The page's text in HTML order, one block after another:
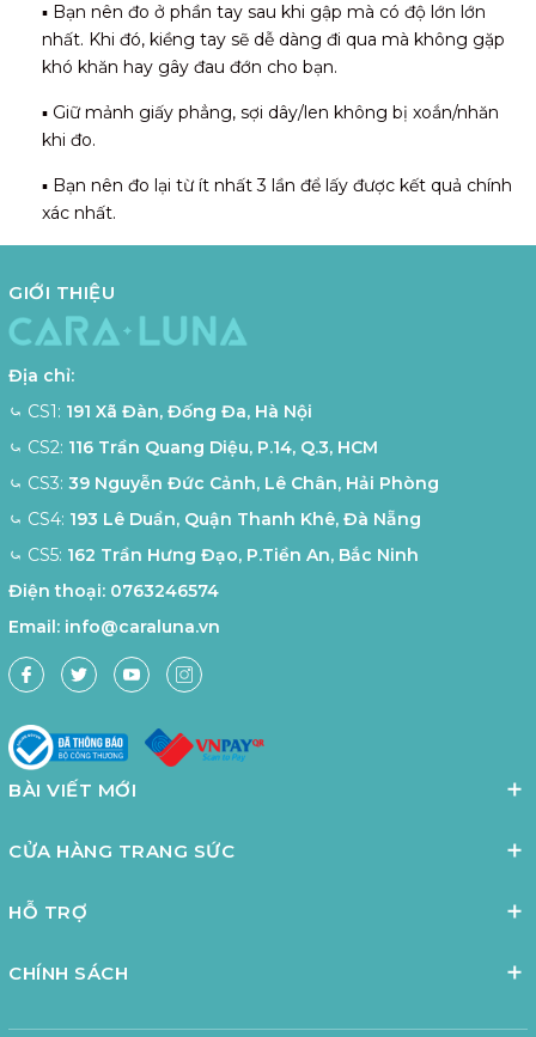
▪️ Bạn nên đo ở phần tay sau khi gập mà có độ lớn lớn
nhất. Khi đó, kiềng tay sẽ dễ dàng đi qua mà không gặp
khó khăn hay gây đau đớn cho bạn.
▪️ Giữ mảnh giấy phẳng, sợi dây/len không bị xoắn/nhăn
khi đo.
▪️ Bạn nên đo lại từ ít nhất 3 lần để lấy được kết quả chính
xác nhất.
GIỚI THIỆU
Địa chỉ:
⤿ CS1: 191 Xã Đàn, Đống Đa, Hà Nội
⤿ CS2: 116 Trần Quang Diệu, P.14, Q.3, HCM
⤿ CS3: 39 Nguyễn Đức Cảnh, Lê Chân, Hải Phòng
⤿ CS4: 193 Lê Duẩn, Quận Thanh Khê, Đà Nẵng
⤿ CS5: 162 Trần Hưng Đạo, P.Tiền An, Bắc Ninh
Điện thoại: 0763246574
Email: info@caraluna.vn
BÀI VIẾT MỚI
CỬA HÀNG TRANG SỨC
HỖ TRỢ
CHÍNH SÁCH